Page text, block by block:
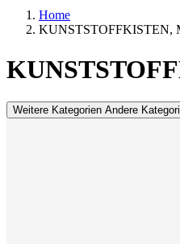
Home
KUNSTSTOFFKISTEN,
Weitere Kategorien Andere